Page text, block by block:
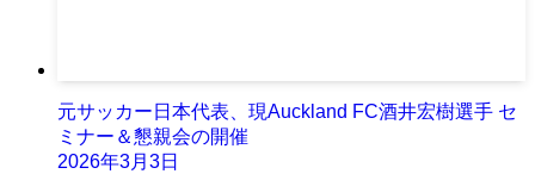
元サッカー日本代表、現Auckland FC酒井宏樹選手 セ
ミナー＆懇親会の開催
2026年3月3日